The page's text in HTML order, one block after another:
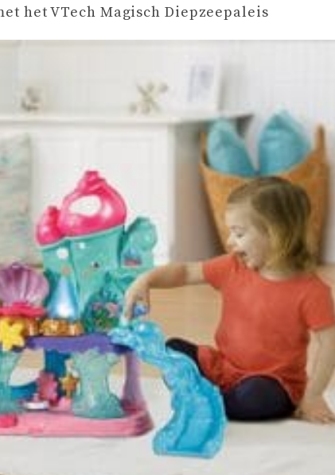
het VTech Magisch Diepzeepaleis